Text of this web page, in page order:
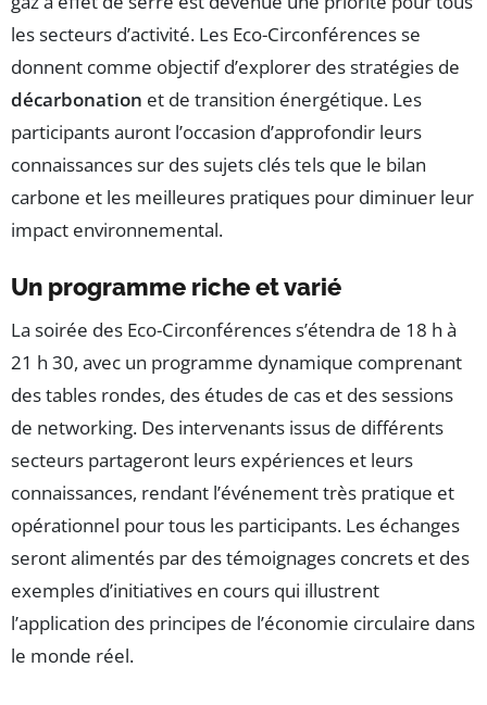
les secteurs d’activité. Les Eco-Circonférences se
donnent comme objectif d’explorer des stratégies de
décarbonation et de transition énergétique. Les
participants auront l’occasion d’approfondir leurs
connaissances sur des sujets clés tels que le bilan
carbone et les meilleures pratiques pour diminuer leur
impact environnemental.
Un programme riche et varié
La soirée des Eco-Circonférences s’étendra de 18 h à
21 h 30, avec un programme dynamique comprenant
des tables rondes, des études de cas et des sessions
de networking. Des intervenants issus de différents
secteurs partageront leurs expériences et leurs
connaissances, rendant l’événement très pratique et
opérationnel pour tous les participants. Les échanges
seront alimentés par des témoignages concrets et des
exemples d’initiatives en cours qui illustrent
l’application des principes de l’économie circulaire dans
le monde réel.